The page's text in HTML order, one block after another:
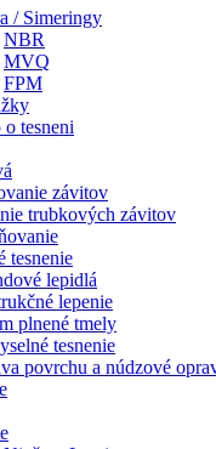
/ Simeringy
NBR
MVQ
FPM
tesneni
závitov
trubkových závitov
tesnenie
lepidlá
lepenie
plnené tmely
tesnenie
povrchu a núdzové